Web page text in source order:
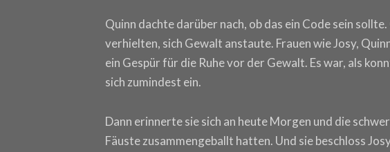
Quinn dachte darüber nach, ob das ein Code sein
verhielten, sich Gewalt anstaute. Frauen wie Josy,
ein Gespür für die Ruhe vor der Gewalt. Es war, als
sich zumindest ein.
Dann erinnerte sie sich an heute Morgen und die
Fäuste zusammengeballt hatten. Und sie beschloss